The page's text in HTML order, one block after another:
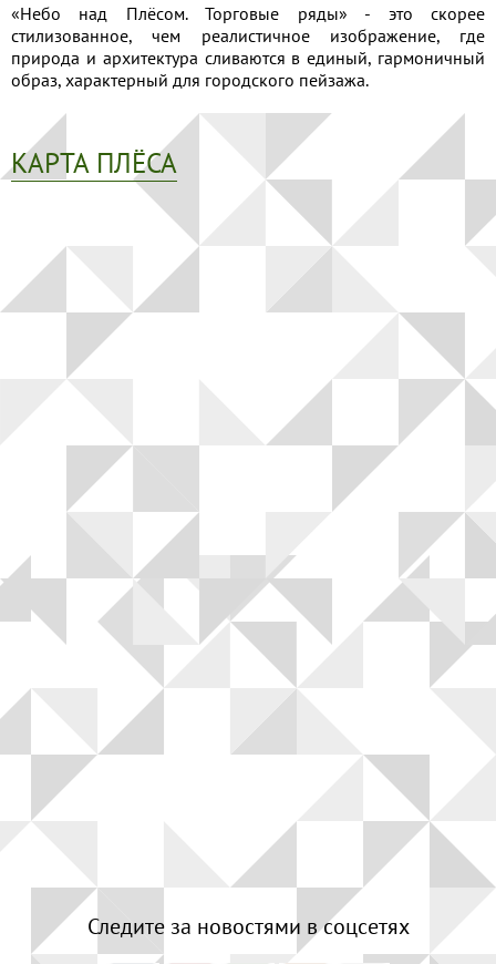
«Небо над Плёсом. Торговые ряды» - это скорее
стилизованное, чем реалистичное изображение, где
природа и архитектура сливаются в единый, гармоничный
образ, характерный для городского пейзажа.
КАРТА ПЛЁСА
Следите за новостями в соцсетях